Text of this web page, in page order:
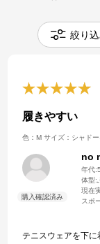
絞り
履きやすい
色：M サイズ：シャド
no
年代:
体型:
現在
スポ
テニスウェアを下